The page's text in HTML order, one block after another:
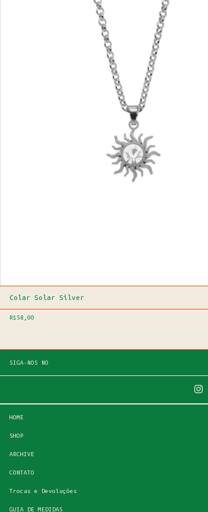
Colar Solar Silver
R$58,00
SIGA-NOS NO
HOME
SHOP
ARCHIVE
CONTATO
Trocas e Devoluções
GUIA DE MEDIDAS